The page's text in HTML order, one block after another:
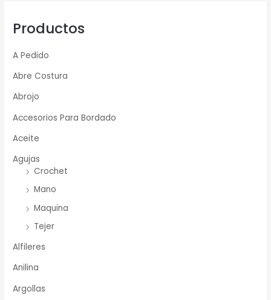
Productos
A Pedido
Abre Costura
Abrojo
Accesorios Para Bordado
Aceite
Agujas
Crochet
Mano
Maquina
Tejer
Alfileres
Anilina
Argollas